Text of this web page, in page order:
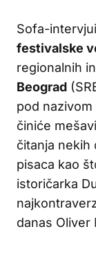
Sofa-
festivalske
regionalnih
Beograd
pod nazivom
činiće
čitanja nekih
pisaca kao
istoričarka
danas Oliver